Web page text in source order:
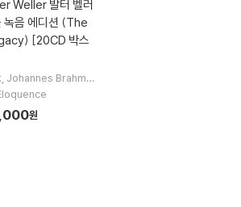
Weller 발터 벨러
녹음 에디션 (The
[20CD 박스
Johannes Brahms
Bedrich Smetana
원